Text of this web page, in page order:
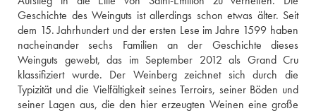
Geschichte des Weinguts ist allerdings schon etwas älter. Seit
dem 15. Jahrhundert und der ersten Lese im Jahre 1599 haben
nacheinander sechs Familien an der Geschichte dieses
Weinguts gewebt, das im September 2012 als Grand Cru
klassifiziert wurde. Der Weinberg zeichnet sich durch die
Typizität und die Vielfältigkeit seines Terroirs, seiner Böden und
seiner Lagen aus, die den hier erzeugten Weinen eine große